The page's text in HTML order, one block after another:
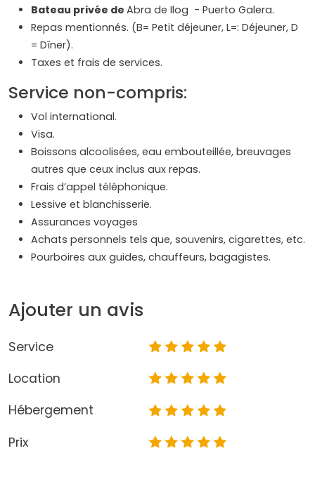
Bateau privée de Abra de Ilog - Puerto Galera.
Repas mentionnés. (B= Petit déjeuner, L=: Déjeuner, D
= Dîner).
Taxes et frais de services.
Service non-compris:
Vol international.
Visa.
Boissons alcoolisées, eau embouteillée, breuvages
autres que ceux inclus aux repas.
Frais d’appel téléphonique.
Lessive et blanchisserie.
Assurances voyages
Achats personnels tels que, souvenirs, cigarettes, etc.
Pourboires aux guides, chauffeurs, bagagistes.
Ajouter un avis
Service
Location
Hébergement
Prix